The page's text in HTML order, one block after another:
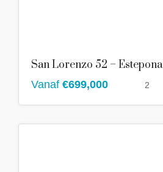
San Lorenzo 52 – Estepona
Vanaf €699,000 2